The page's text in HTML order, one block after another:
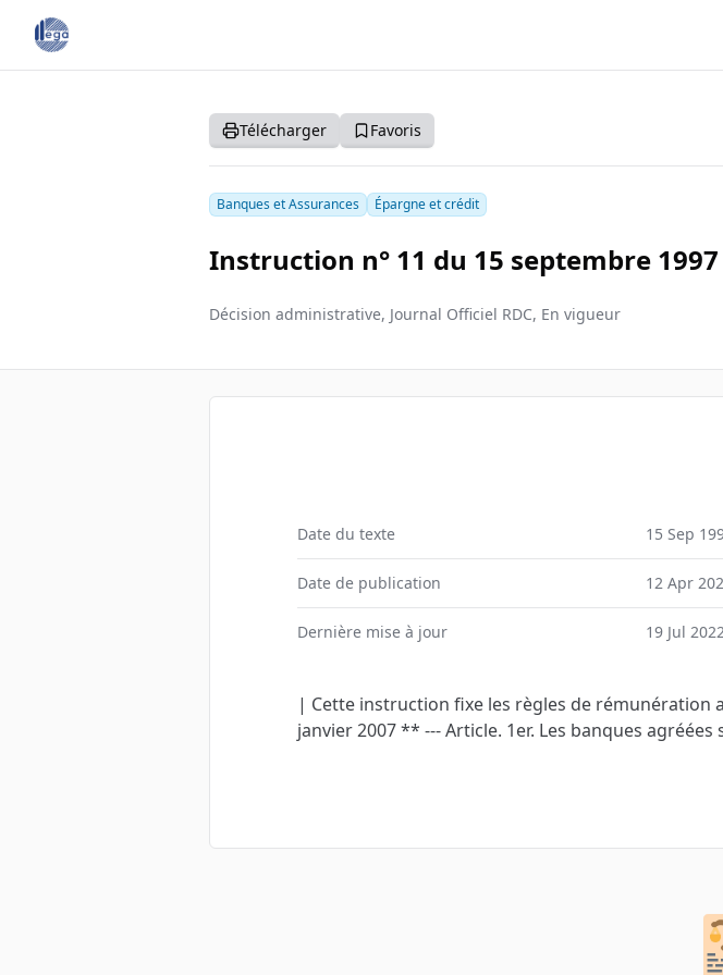
Télécharger Favoris
Banques et Assurances Épargne et crédit
Instruction n° 11 du 15 septembre
Décision administrative, Journal Officiel RDC, En vigueur
Date du texte 15 Sep
Date de publication 12 Apr
Dernière mise à jour 19 Jul
| Cette instruction fixe les règles de rémunération
janvier 2007 ** --- Article. 1er. Les banques agréées